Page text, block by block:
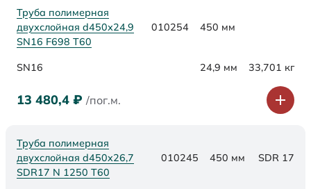
Труба полимерная
двухслойная d450х24,9
SN16 F698 Т60
010254 450 мм
SN16 24,9 мм 33,701 кг
13 480,4 ₽ /пог.м.
Труба полимерная
двухслойная d450x26,7
SDR17 N 1250 Т60
010245 450 мм SDR 17